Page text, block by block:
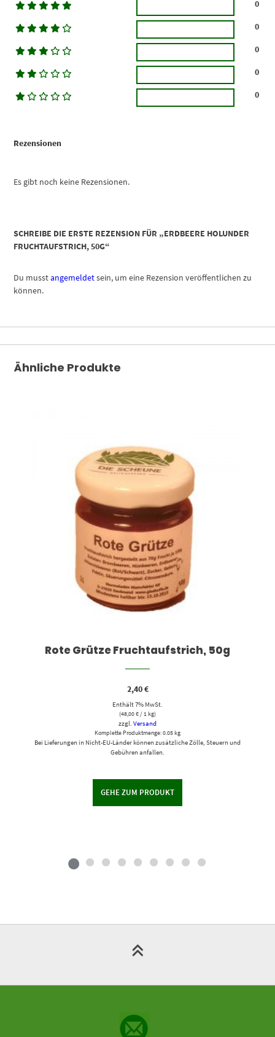
Rezensionen
Es gibt noch keine Rezensionen.
0
0
0
0
0
SCHREIBE DIE ERSTE REZENSION FÜR „ERDBEERE HOLUNDER
FRUCHTAUFSTRICH, 50G“
Du musstangemeldetsein, um eine Rezension veröffentlichen zu
können.
Ähnliche Produkte
Rote Grütze Fruchtaufstrich, 50g
2,40€
Enthält 7% MwSt.
(48,00€/ 1 kg)
zzgl.Versand
Komplette Produktmenge: 0.05 kg
Bei Lieferungen in Nicht-EU-Länder können zusätzliche Zölle, Steuern und
Gebühren anfallen.
GEHE ZUM PRODUKT